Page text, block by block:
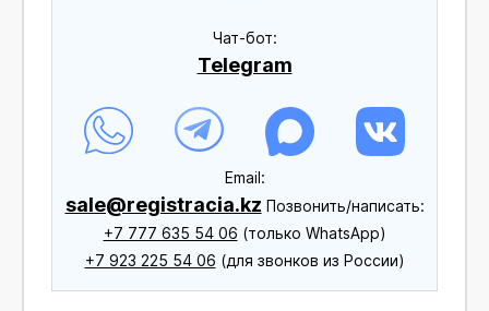
Чат-бот:
Telegram
Еmail:
sale@registracia.kz Позвонить/написать:
+7 777 635 54 06 (только WhatsApp)
+7 923 225 54 06 (для звонков из России)